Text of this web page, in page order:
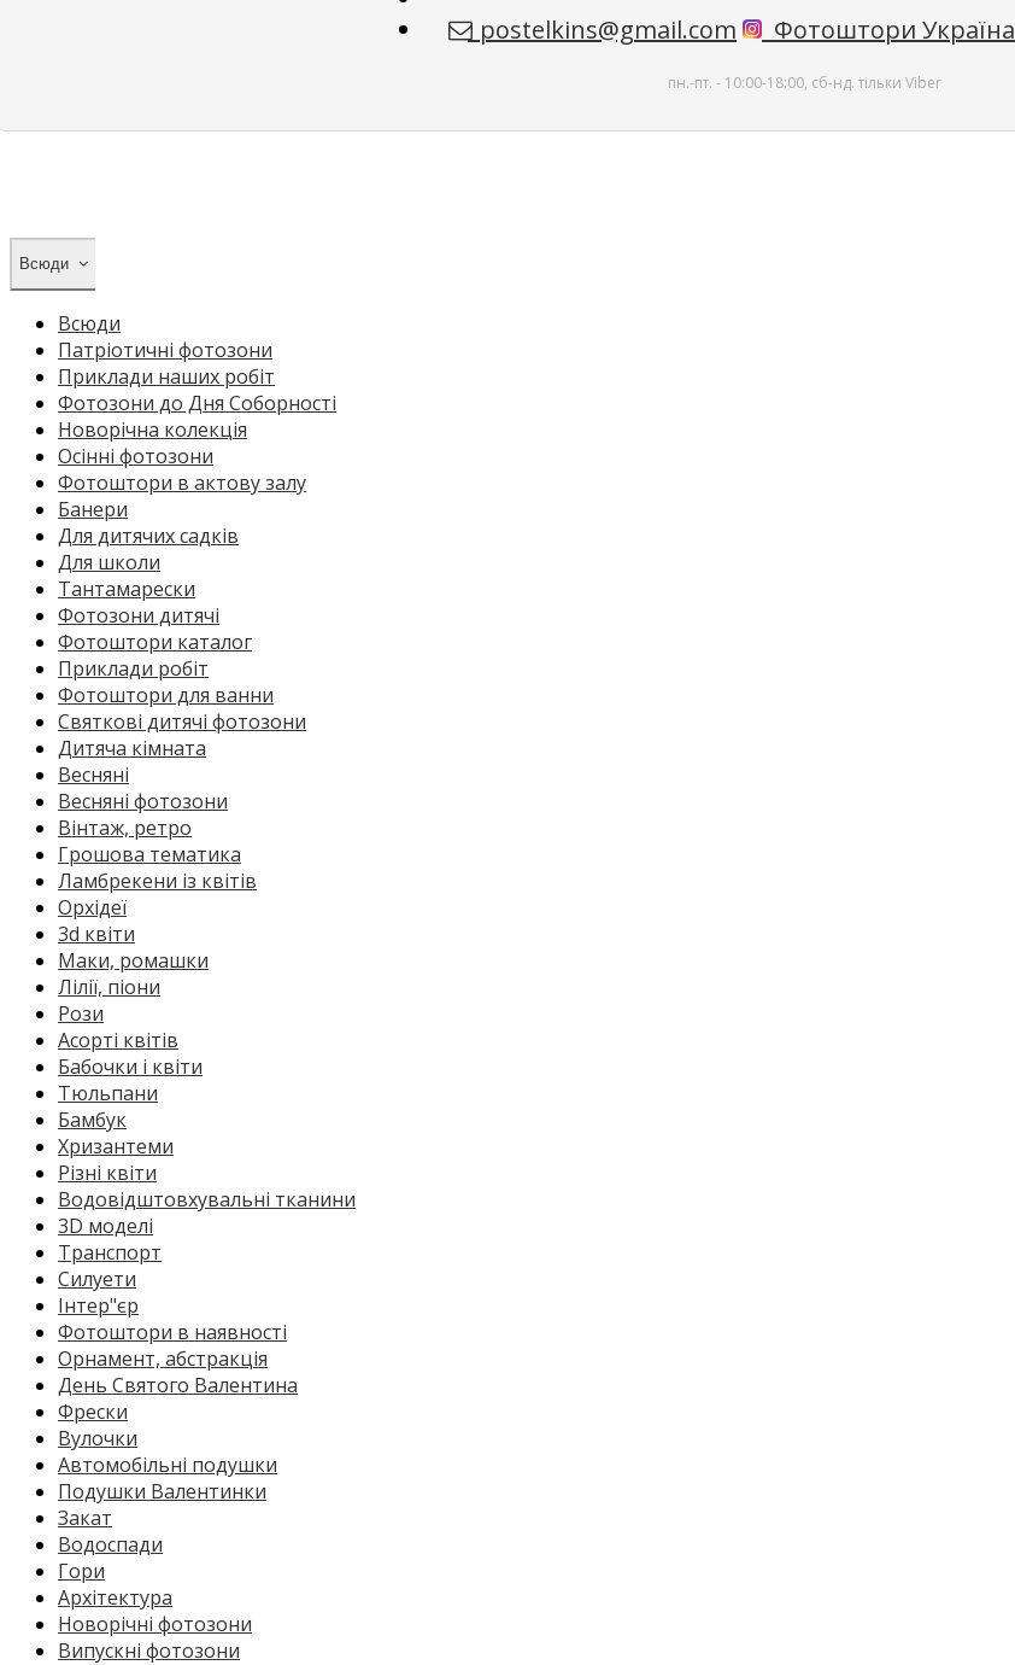
postelkins@gmail.com Фотоштори Україна
пн.-пт. - 10:00-18:00, сб-нд. тільки Viber
Всюди
Всюди
Патріотичні фотозони
Приклади наших робіт
Фотозони до Дня Соборності
Новорічна колекція
Осінні фотозони
Фотоштори в актову залу
Банери
Для дитячих садків
Для школи
Тантамарески
Фотозони дитячі
Фотоштори каталог
Приклади робіт
Фотоштори для ванни
Святкові дитячі фотозони
Дитяча кімната
Весняні
Весняні фотозони
Вінтаж, ретро
Грошова тематика
Ламбрекени із квітів
Орхідеї
3d квіти
Маки, ромашки
Лілії, піони
Рози
Асорті квітів
Бабочки і квіти
Тюльпани
Бамбук
Хризантеми
Різні квіти
Водовідштовхувальні тканини
3D моделі
Транспорт
Силуети
Інтер"єр
Фотоштори в наявності
Орнамент, абстракція
День Святого Валентина
Фрески
Вулочки
Автомобільні подушки
Подушки Валентинки
Закат
Водоспади
Гори
Архітектура
Новорічні фотозони
Випускні фотозони